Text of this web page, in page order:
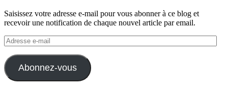
Saisissez votre adresse e-mail pour vous abonner à ce blog et
recevoir une notification de chaque nouvel article par email.
Adresse
e-
mail
Abonnez-vous